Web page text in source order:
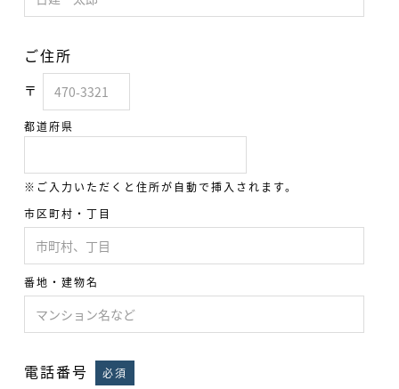
ご住所
〒
都道府県
※ご入力いただくと住所が自動で挿入されます。
市区町村・丁目
番地・建物名
電話番号 必須